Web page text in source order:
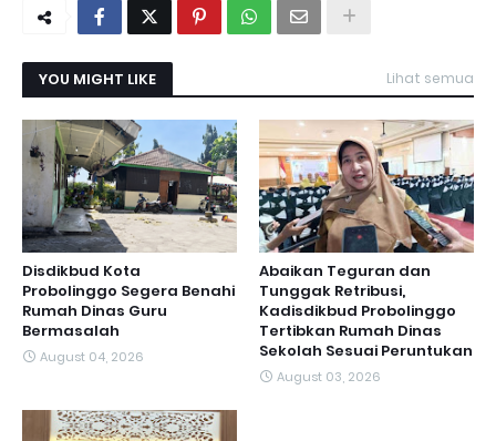
YOU MIGHT LIKE Lihat semua
Disdikbud Kota
Probolinggo Segera Benahi
Rumah Dinas Guru
Bermasalah
August 04, 2026
Abaikan Teguran dan
Tunggak Retribusi,
Kadisdikbud Probolinggo
Tertibkan Rumah Dinas
Sekolah Sesuai Peruntukan
August 03, 2026